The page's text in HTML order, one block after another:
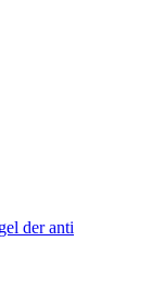
der anti